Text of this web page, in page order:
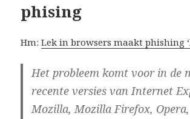
phising
Hm:Lek in browsers maakt phishing
Het probleem komt voor in de
recente versies van Internet
Mozilla, Mozilla Firefox,